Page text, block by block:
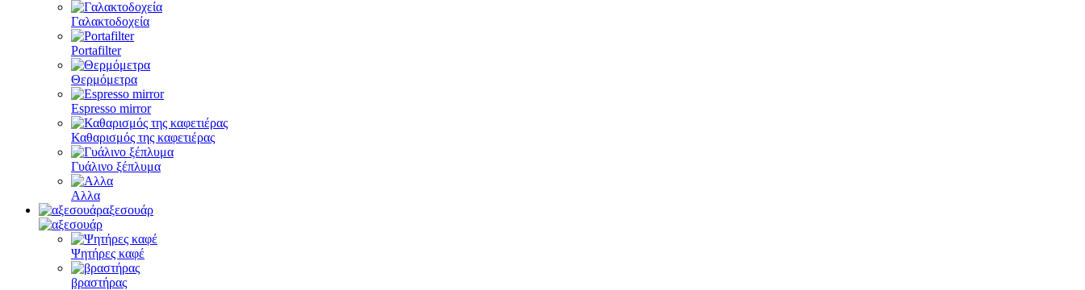
Γαλακτοδοχεία
Portafilter
Θερμόμετρα
Espresso mirror
Καθαρισμός της καφετιέρας
Γυάλινο ξέπλυμα
Αλλα
αξεσουάρ
Ψητήρες καφέ
βραστήρας